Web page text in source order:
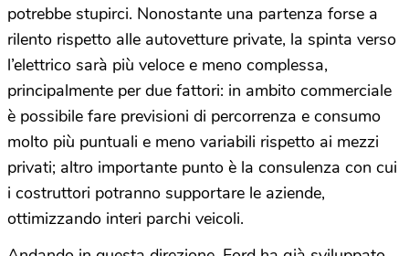
potrebbe stupirci. Nonostante una partenza forse a
rilento rispetto alle autovetture private, la spinta verso
l’elettrico sarà più veloce e meno complessa,
principalmente per due fattori: in ambito commerciale
è possibile fare previsioni di percorrenza e consumo
molto più puntuali e meno variabili rispetto ai mezzi
privati; altro importante punto è la consulenza con cui
i costruttori potranno supportare le aziende,
ottimizzando interi parchi veicoli.